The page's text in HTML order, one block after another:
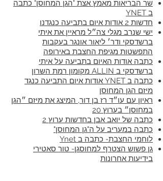
שר הבריאות מאמץ אצת "הגן המחוסן" כתבה
ב YNET
חדשות 2 אודות איום בתביעה כנגדנו
ישי שנרב מגלי צה״ל מראיין את איתי
ברשדסקי ודר׳ ליאור אונגר בעקבות
התפשטות מגיפת החצבת באירופה
כתבה אודות האיום בתביעה על איתי
ברשדסקי ב ALLIN מקומון רמת השרון
כתבה ב YNET אודות איום התביעה כנגד
מיזם הגן המחוסן
ראיון עם עו״ד רז בן דור, המיצג את מיזם ״הגן
במחוסן״ בערוץ 20
כתבה של יואב אבן בחדשות ערוץ 2
כתבה במעריב על ה"גן המחוסן"
לוחמי החצבת- כתבה ב Ynet
גן פשוש הצטרף למחוסגן- טור סאטירי
בידיעות אחרונות